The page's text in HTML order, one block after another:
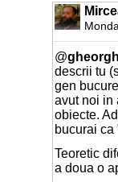
@
descrii tu
gen
avut noi in
obiecte.
bucurai ca
Teoretic
a doua o